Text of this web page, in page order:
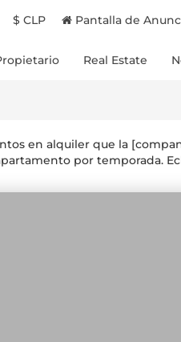
$ CLP Pantalla de
Real Estate
Beneficios
en alquiler que la
por temporada.